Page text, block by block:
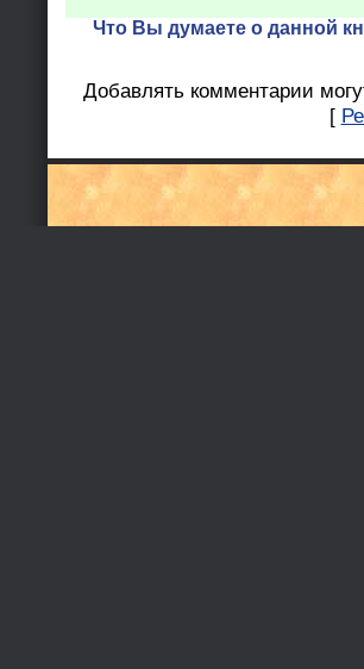
Что Вы думаете о данной
Добавлять комментарии
[